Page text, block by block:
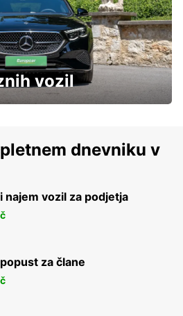
vozil
dnevniku v
najem vozil za podjetja
za člane